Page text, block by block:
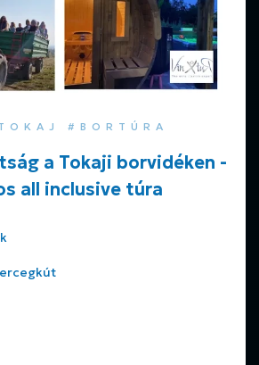
#BORTÚRA
a Tokaji borvidéken -
all inclusive túra